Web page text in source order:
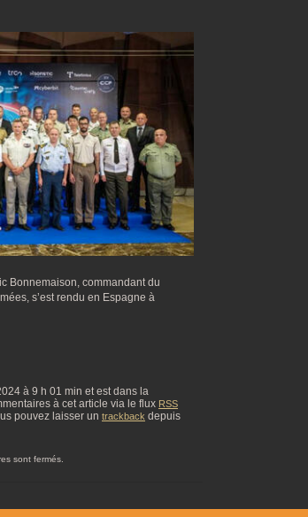
Bonnemaison, commandant du
s’est rendu en Espagne à
à 9 h 01 min et est dans la
à cet article via le flux RSS
pouvez laisser un trackback depuis
sont fermés.